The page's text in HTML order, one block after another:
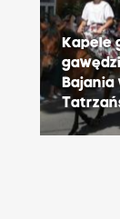
Kapele
Bajania